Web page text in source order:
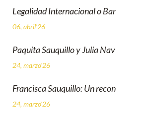
Legalidad Internacional o Bar
06, abril'26
Paquita Sauquillo y Julia Nav
24, marzo'26
Francisca Sauquillo: Un recon
24, marzo'26